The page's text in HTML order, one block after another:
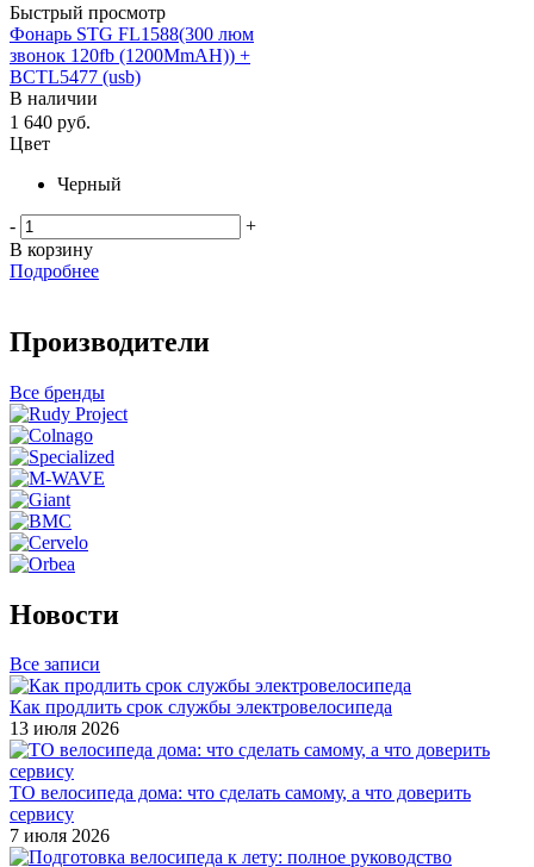
Быстрый просмотр
Фонарь STG FL1588(300 люм
звонок 120fb (1200MmAH)) +
BCTL5477 (usb)
В наличии
1 640 руб.
Цвет
Черный
-
+
В корзину
Подробнее
Производители
Все бренды
Новости
Все записи
Как продлить срок службы электровелосипеда
13 июля 2026
ТО велосипеда дома: что сделать самому, а что доверить
сервису
7 июля 2026